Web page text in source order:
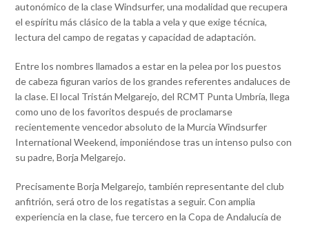
autonómico de la clase Windsurfer, una modalidad que recupera
el espíritu más clásico de la tabla a vela y que exige técnica,
lectura del campo de regatas y capacidad de adaptación.
Entre los nombres llamados a estar en la pelea por los puestos
de cabeza figuran varios de los grandes referentes andaluces de
la clase. El local Tristán Melgarejo, del RCMT Punta Umbría, llega
como uno de los favoritos después de proclamarse
recientemente vencedor absoluto de la Murcia Windsurfer
International Weekend, imponiéndose tras un intenso pulso con
su padre, Borja Melgarejo.
Precisamente Borja Melgarejo, también representante del club
anfitrión, será otro de los regatistas a seguir. Con amplia
experiencia en la clase, fue tercero en la Copa de Andalucía de